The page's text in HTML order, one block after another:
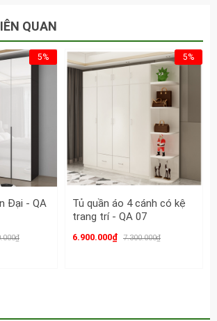
QUAN
5%
Đại - QA
5%
Tủ quần áo 4 cánh có kệ
trang trí - QA 07
6.900.000₫ 7.300.000₫